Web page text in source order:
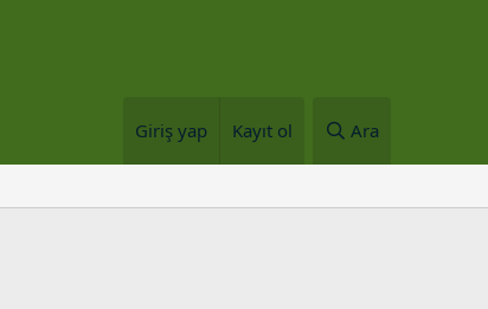
Giriş yap Kayıt ol Ara